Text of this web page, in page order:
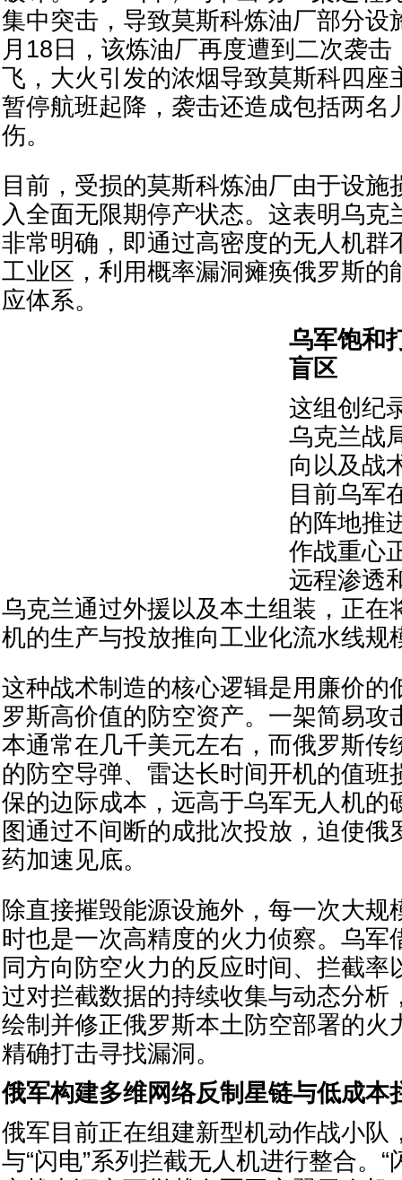
集中突击，导致莫斯科炼油厂部分设
月18日，该炼油厂再度遭到二次袭
飞，大火引发的浓烟导致莫斯科四座
暂停航班起降，袭击还造成包括两名
伤。
目前，受损的莫斯科炼油厂由于设施
入全面无限期停产状态。这表明乌克
非常明确，即通过高密度的无人机群
工业区，利用概率漏洞瘫痪俄罗斯的
应体系。
乌军饱和
盲区
这组创纪
乌克兰战
向以及战
目前乌军
的阵地推
作战重心
远程渗透
乌克兰通过外援以及本土组装，正在
机的生产与投放推向工业化流水线规
这种战术制造的核心逻辑是用廉价的
罗斯高价值的防空资产。一架简易攻
本通常在几千美元左右，而俄罗斯传
的防空导弹、雷达长时间开机的值班
保的边际成本，远高于乌军无人机的
图通过不间断的成批次投放，迫使俄
药加速见底。
除直接摧毁能源设施外，每一次大规
时也是一次高精度的火力侦察。乌军
同方向防空火力的反应时间、拦截率
过对拦截数据的持续收集与动态分析
绘制并修正俄罗斯本土防空部署的火
精确打击寻找漏洞。
俄军构建多维网络反制星链与低成本
俄军目前正在组建新型机动作战小队
与“闪电”系列拦截无人机进行整合。“